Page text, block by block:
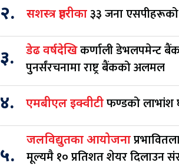
२. सशस्त्र प्रहरीका३३ जना
३. डेढ वर्षदेखिकर्णाली डेभलपमेन्ट
पुनर्संरचनामा राष्ट्र बैंकको अलमल
४. एमबीएल इक्वीटीफण्डको लाभांश
५.
जलविद्युतका आयोजना
मूल्यमै १० प्रतिशत शेयर दिलाउन